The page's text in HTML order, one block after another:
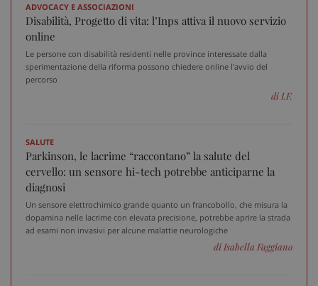
ADVOCACY E ASSOCIAZIONI
Disabilità, Progetto di vita: l’Inps attiva il nuovo servizio
online
Le persone con disabilità residenti nelle province interessate dalla
sperimentazione della riforma possono chiedere online l'avvio del
percorso
di I.F.
SALUTE
Parkinson, le lacrime “raccontano” la salute del
cervello: un sensore hi-tech potrebbe anticiparne la
diagnosi
Un sensore elettrochimico grande quanto un francobollo, che misura la
dopamina nelle lacrime con elevata precisione, potrebbe aprire la strada
ad esami non invasivi per alcune malattie neurologiche
di Isabella Faggiano